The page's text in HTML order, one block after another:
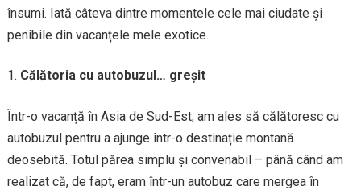
însumi. Iată câteva dintre momentele cele mai ciudate și
penibile din vacanțele mele exotice.
Călătoria cu autobuzul… greșit
Într-o vacanță în Asia de Sud-Est, am ales să călătoresc cu
autobuzul pentru a ajunge într-o destinație montană
deosebită. Totul părea simplu și convenabil – până când am
realizat că, de fapt, eram într-un autobuz care mergea în